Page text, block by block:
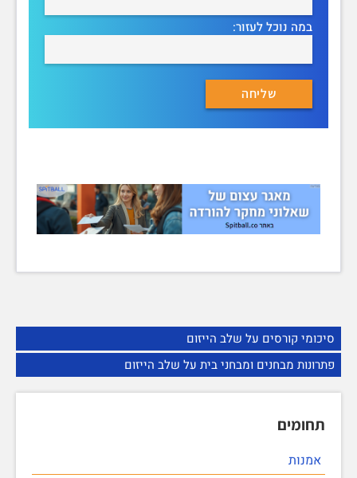
סיכומי קורסים על שלב הייזום
פתרונות מבחנים ומבחני בית על שלב הייזום
תחומים
אמנות
במה נוכל לעזור: